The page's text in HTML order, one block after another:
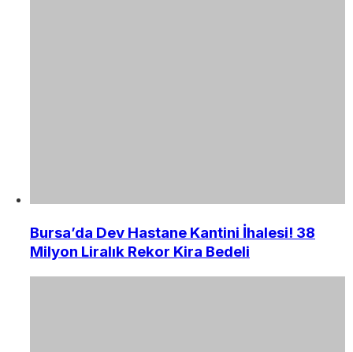
Bursa’da Dev Hastane Kantini İhalesi! 38
Milyon Liralık Rekor Kira Bedeli